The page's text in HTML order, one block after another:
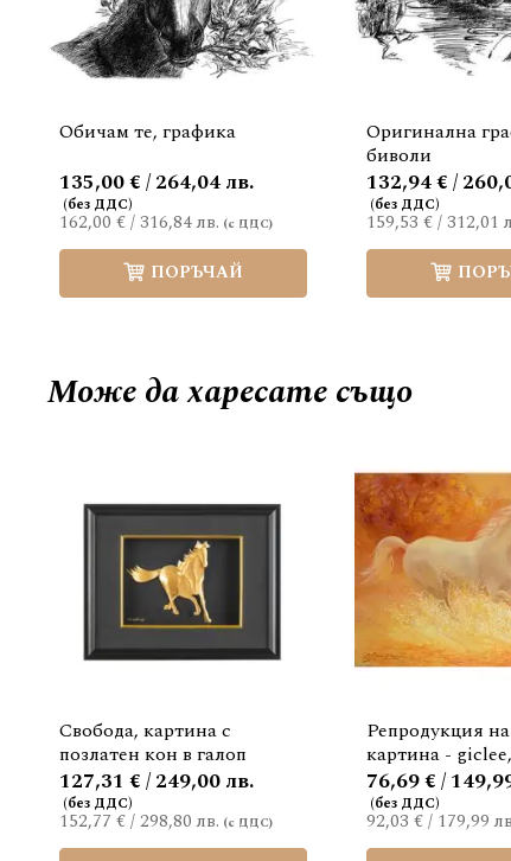
Обичам те, графика
162,00 €/ 316,84 лв.
135,00 € / 264,04 лв.
ПОРЪЧАЙ
Оригинална
биволи
159,53 €/ 312,01
132,94 € /
Може дахаресате също
Свобода, картина с
позлатен кон в галоп
152,77 €/298,80 лв.
127,31 € / 249,00 лв.
Репродукция
картина -
92,03 €/ 179,99
76,69 € /